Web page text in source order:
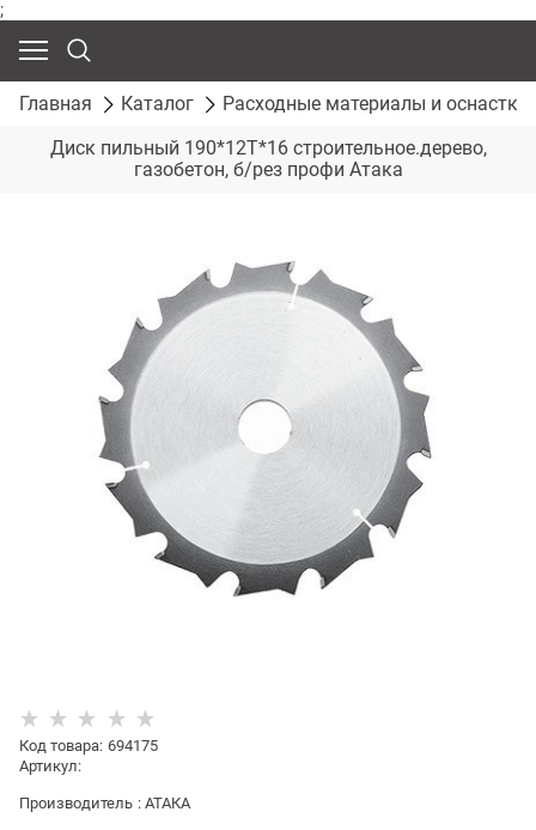
;
Главная Каталог
Расходные материалы и оснастка
Диск пильный 190*12T*16 строительное.дерево,
газобетон, б/рез профи Атака
Код товара: 694175
Артикул:
Производитель : АТАКА